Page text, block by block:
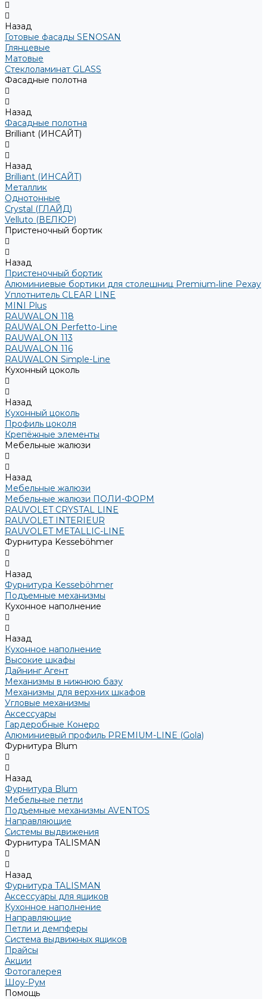
Назад
Готовые фасады SENOSAN
Глянцевые
Матовые
Стеклоламинат GLASS
Фасадные полотна
Назад
Фасадные полотна
Brilliant (ИНСАЙТ)
Назад
Brilliant (ИНСАЙТ)
Металлик
Однотонные
Crystal (ГЛАЙД)
Velluto (ВЕЛЮР)
Пристеночный бортик
Назад
Пристеночный бортик
Алюминиевые бортики для столешниц Premium‑line Рехау
Уплотнитель CLEAR LINE
MINI Plus
RAUWALON 118
RAUWALON Perfetto-Line
RAUWALON 113
RAUWALON 116
RAUWALON Simple-Line
Кухонный цоколь
Назад
Кухонный цоколь
Профиль цоколя
Крепёжные элементы
Мебельные жалюзи
Назад
Мебельные жалюзи
Мебельные жалюзи ПОЛИ-ФОРМ
RAUVOLET CRYSTAL LINE
RAUVOLET INTERIEUR
RAUVOLET METALLIC-LINE
Фурнитура Kesseböhmer
Назад
Фурнитура Kesseböhmer
Подъемные механизмы
Кухонное наполнение
Назад
Кухонное наполнение
Высокие шкафы
Дайнинг Агент
Механизмы в нижнюю базу
Механизмы для верхних шкафов
Угловые механизмы
Аксессуары
Гардеробные Конеро
Алюминиевый профиль PREMIUM-LINE (Gola)
Фурнитура Blum
Назад
Фурнитура Blum
Мебельные петли
Подъемные механизмы AVENTOS
Направляющие
Системы выдвижения
Фурнитура TALISMAN
Назад
Фурнитура TALISMAN
Аксессуары для ящиков
Кухонное наполнение
Направляющие
Петли и демпферы
Система выдвижных ящиков
Прайсы
Акции
Фотогалерея
Шоу-Рум
Помощь